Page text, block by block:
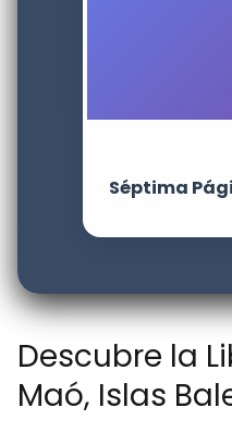
Séptima
Descubre la
Maó, Islas